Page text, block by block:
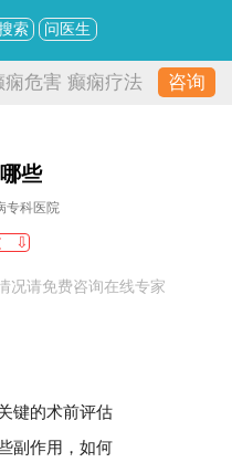
索 问医生
痫危害 癫痫疗法 咨询
些
专科医院
⇩
况请免费咨询在线专家
键的术前评估
副作用，如何